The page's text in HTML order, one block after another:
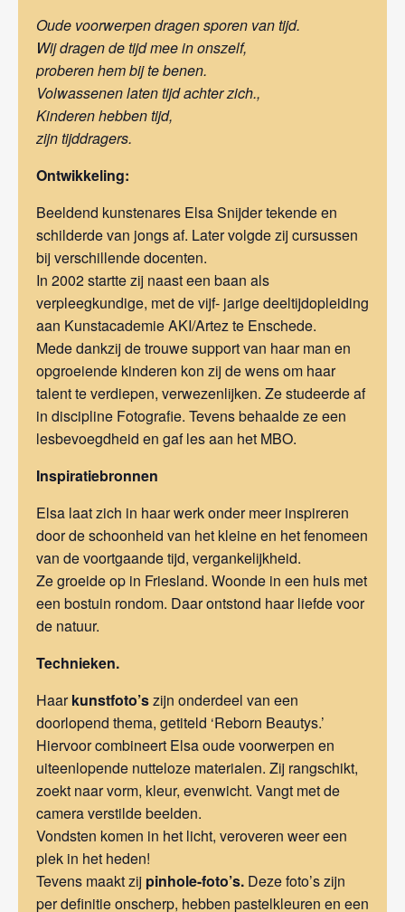
Oude voorwerpen dragen sporen van tijd.
Wij dragen de tijd mee in onszelf,
proberen hem bij te benen.
Volwassenen laten tijd achter zich.,
Kinderen hebben tijd,
zijn tijddragers.
Ontwikkeling:
Beeldend kunstenares Elsa Snijder tekende en
schilderde van jongs af. Later volgde zij cursussen
bij verschillende docenten.
In 2002 startte zij naast een baan als
verpleegkundige, met de vijf- jarige deeltijdopleiding
aan Kunstacademie AKI/Artez te Enschede.
Mede dankzij de trouwe support van haar man en
opgroeiende kinderen kon zij de wens om haar
talent te verdiepen, verwezenlijken. Ze studeerde af
in discipline Fotografie. Tevens behaalde ze een
lesbevoegdheid en gaf les aan het MBO.
Inspiratiebronnen
Elsa laat zich in haar werk onder meer inspireren
door de schoonheid van het kleine en het fenomeen
van de voortgaande tijd, vergankelijkheid.
Ze groeide op in Friesland. Woonde in een huis met
een bostuin rondom. Daar ontstond haar liefde voor
de natuur.
Technieken.
Haarkunstfoto’szijn onderdeel van een
doorlopend thema, getiteld ‘Reborn Beautys.’
Hiervoor combineert Elsa oude voorwerpen en
uiteenlopende nutteloze materialen. Zij rangschikt,
zoekt naar vorm, kleur, evenwicht. Vangt met de
camera verstilde beelden.
Vondsten komen in het licht, veroveren weer een
plek in het heden!
Tevens maakt zij pinhole-foto’s. Deze foto’s zijn
per definitie onscherp, hebben pastelkleuren en een